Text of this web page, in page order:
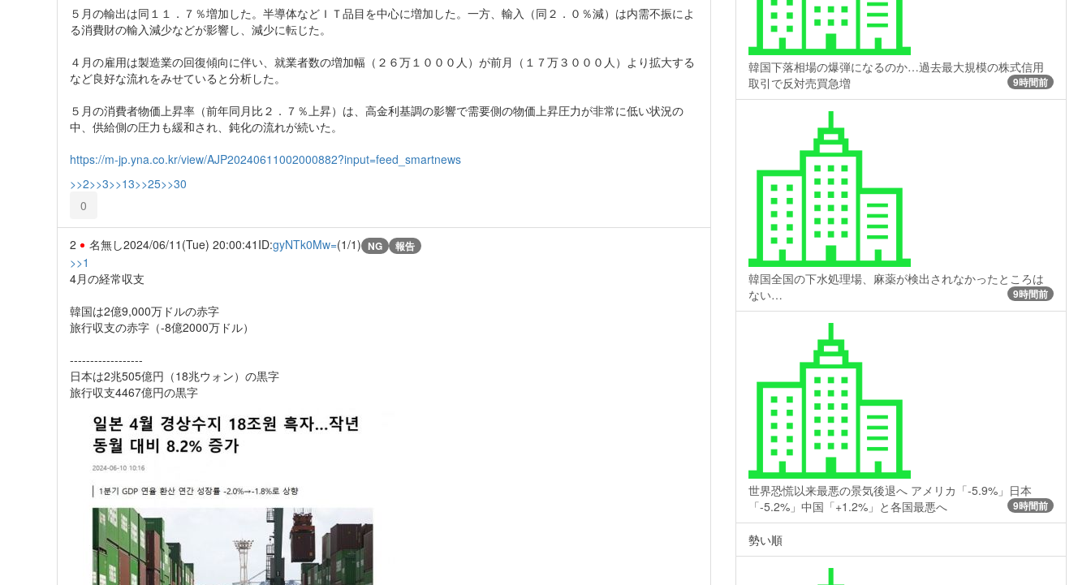
５月の輸出は同１１．７％増加した。半導体などＩＴ品目を中心に増加した。一方、輸入（同２．０％減）は内需不振によ
る消費財の輸入減少などが影響し、減少に転じた。
４月の雇用は製造業の回復傾向に伴い、就業者数の増加幅（２６万１０００人）が前月（１７万３０００人）より拡大する
など良好な流れをみせていると分析した。
５月の消費者物価上昇率（前年同月比２．７％上昇）は、高金利基調の影響で需要側の物価上昇圧力が非常に低い状況の
中、供給側の圧力も緩和され、鈍化の流れが続いた。
https://m-jp.yna.co.kr/view/AJP20240611002000882?input=feed_smartnews
>>2>>3>>13>>25>>30
0
2 名無し2024/06/11(Tue) 20:00:41 ID:gyNTk0Mw=(1/1) NG 報告
>>1
4月の経常収支
韓国は2億9,000万ドルの赤字
旅行収支の赤字（-8億2000万ドル）
------------------
日本は2兆505億円（18兆ウォン）の黒字
旅行収支4467億円の黒字
韓国下落相場の爆弾になるのか…過去最大規模の株式信用
取引で反対売買急増
9時間前
韓国全国の下水処理場、麻薬が検出されなかったところは
ない…
9時間前
世界恐慌以来最悪の景気後退へ アメリカ「-5.9%」日本
「-5.2%」中国「+1.2%」と各国最悪へ
9時間前
勢い順